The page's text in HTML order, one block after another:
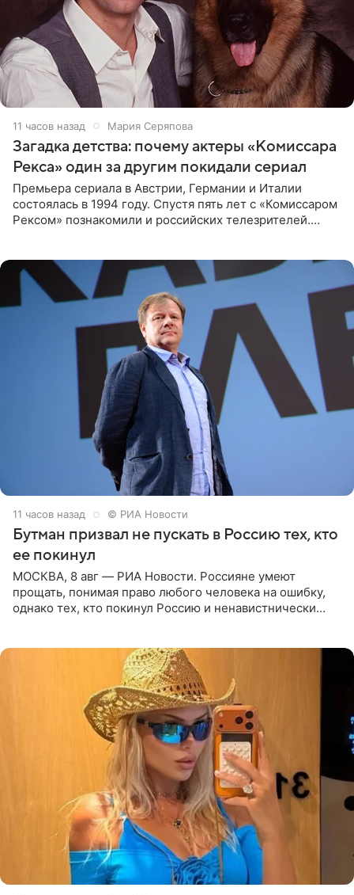
11 часов назад Мария Серяпова
Загадка детства: почему актеры «Комиссара
Рекса» один за другим покидали сериал
Премьера сериала в Австрии, Германии и Италии
состоялась в 1994 году. Спустя пять лет с «Комиссаром
Рексом» познакомили и российских телезрителей.
11 часов назад © РИА Новости
Бутман призвал не пускать в Россию тех, кто
ее покинул
МОСКВА, 8 авг — РИА Новости. Россияне умеют
прощать, понимая право любого человека на ошибку,
однако тех, кто покинул Россию и ненавистнически